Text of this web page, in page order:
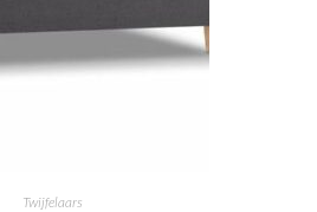
Twijfelaars